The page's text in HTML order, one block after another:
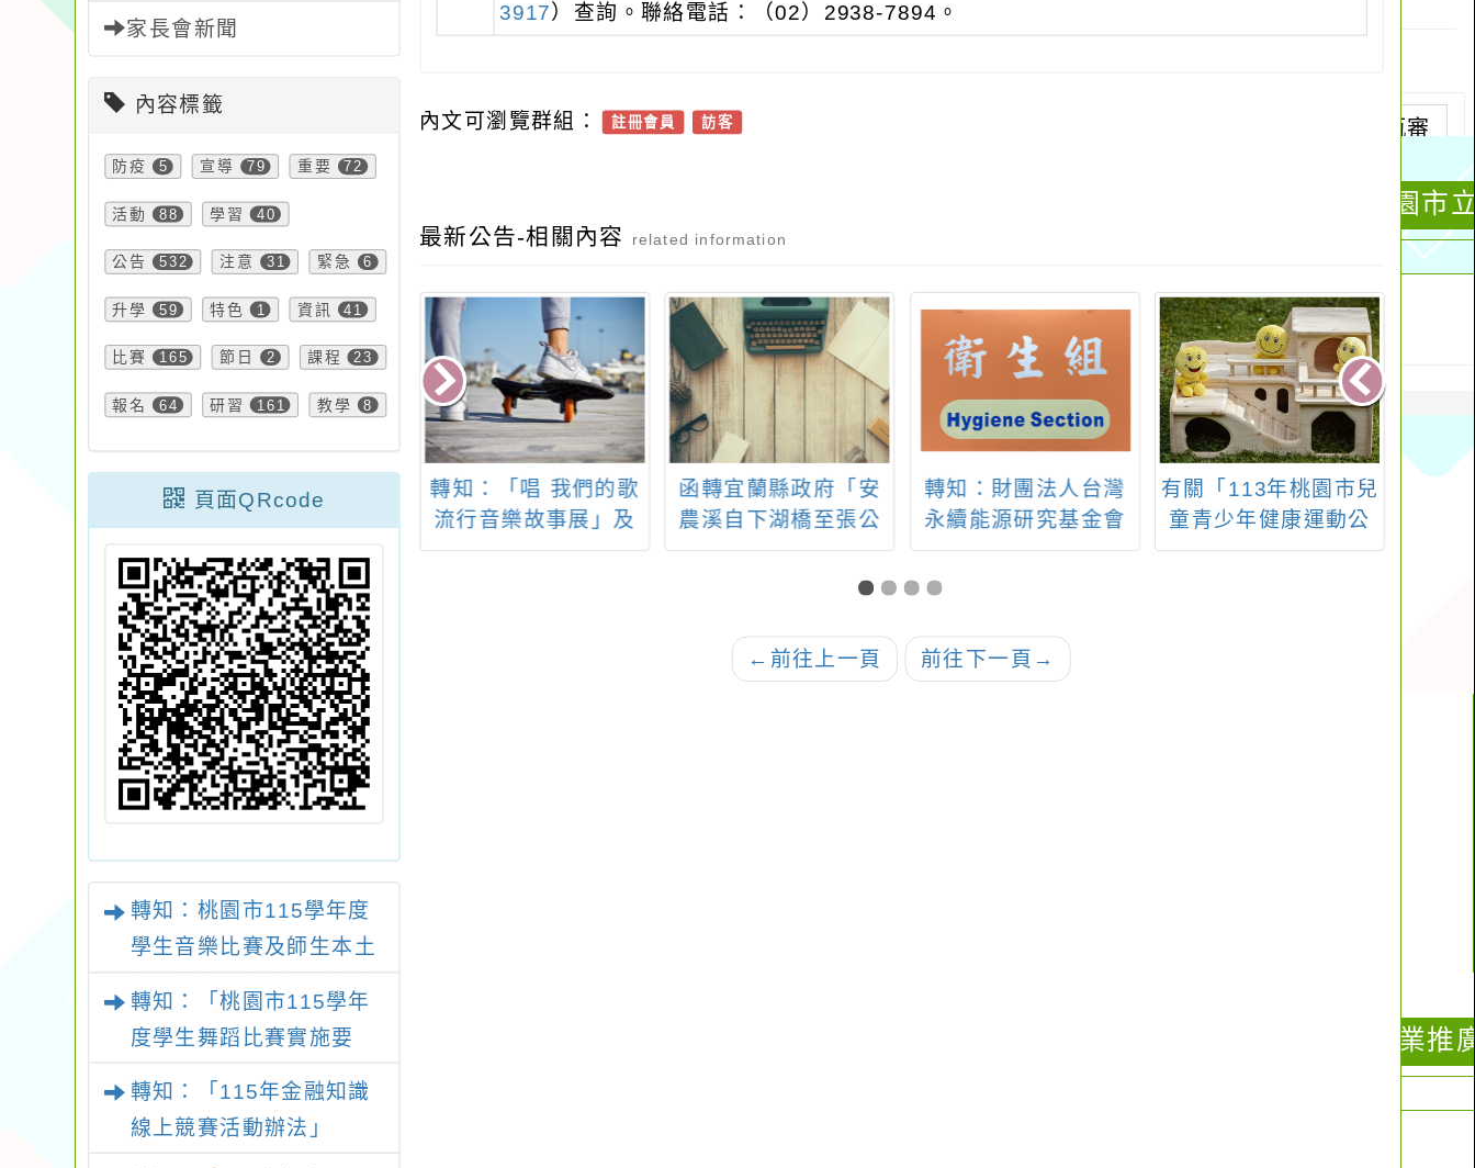
家長會新聞
內容標籤
防疫 5 宣導 79 重要 72
活動 88 學習 40
公告 532 注意 31 緊急 6
升學 59 特色 1 資訊 41
比賽 165 節日 2 課程 23
報名 64 研習 161 教學 8
頁面QRcode
轉知：桃園市115學年度
學生音樂比賽及師生本土
轉知：「桃園市115學年
度學生舞蹈比賽實施要
轉知：「115年金融知識
線上競賽活動辦法」
3917）查詢。聯絡電話：（02）2938-7894。
內文可瀏覽群組： 註冊會員 訪客
最新公告-相關內容 related information
轉知：「唱 我們的歌
「摩登時代：唱片轉
動‧流行誕生」特展
函轉宜蘭縣政府「安
農溪自下湖橋至張公
圍親水公園河段水
轉知：財團法人台灣
永續能源研究基金會
訂舉辦2024第三屆
「亞太永續博覽會」
有關「113年桃園市兒
童青少年健康運動公
益專案」，延長報名
期間至113年10月15
宣導 暑假期間學生戶
外活動增加，請多加
留意水域安全措施，
← 前往上一頁 前往下一頁 →